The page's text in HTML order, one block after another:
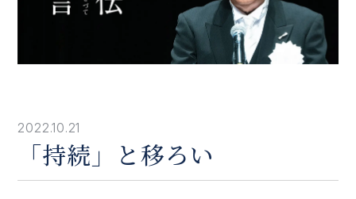
2022.10.21
「持続」と移ろい